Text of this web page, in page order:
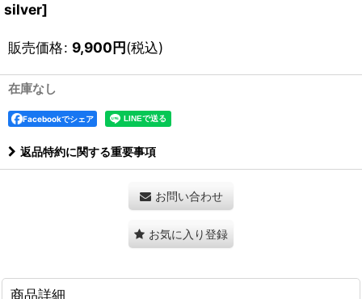
silver]
販売価格: 9,900円(税込)
在庫なし
Facebookでシェア
返品特約に関する重要事項
お問い合わせ
お気に入り登録
商品詳細